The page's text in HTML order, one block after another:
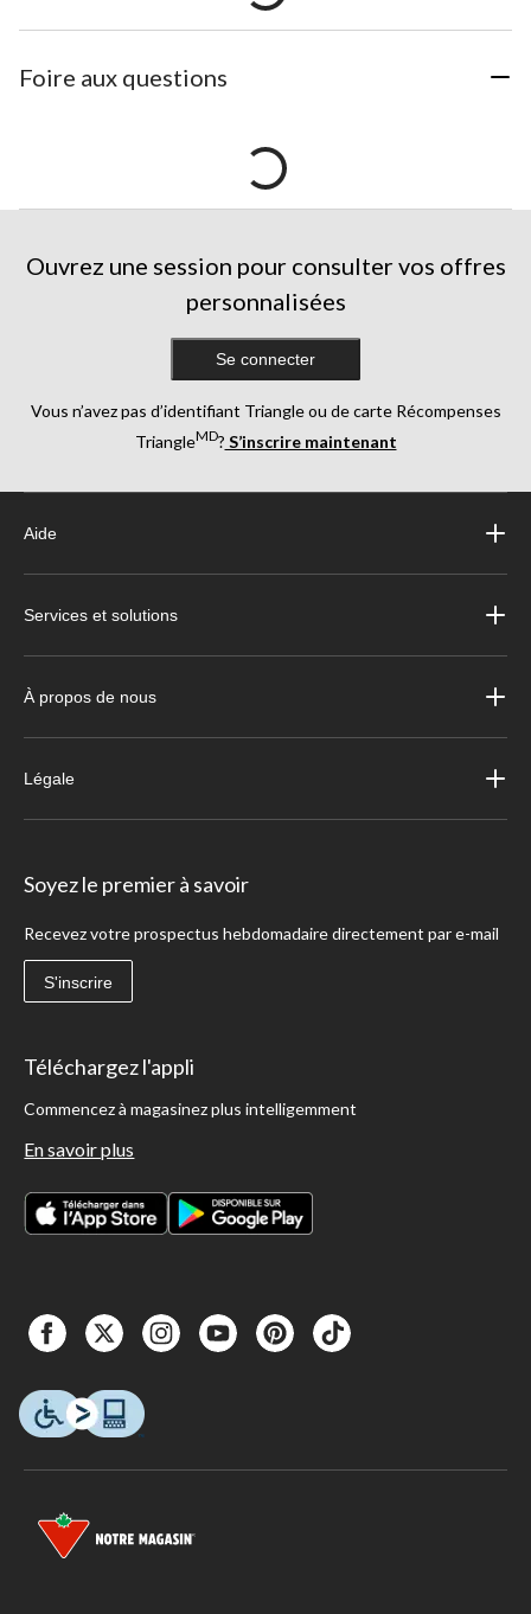
Foire aux questions
Ouvrez une session pour consulter vos offres
personnalisées
Se connecter
Vous n’avez pas d’identifiant Triangle ou de carte Récompenses
TriangleMD? S’inscrire maintenant
Aide
Services et solutions
À propos de nous
Légale
Soyez le premier à savoir
Recevez votre prospectus hebdomadaire directement par e-mail
S'inscrire
Téléchargez l'appli
Commencez à magasinez plus intelligemment
En savoir plus